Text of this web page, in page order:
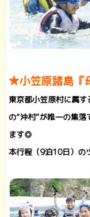
★小笠原諸島『
東京都小笠原村に属
の“沖村”が唯一の集
ます◎
本行程（9泊10日）の